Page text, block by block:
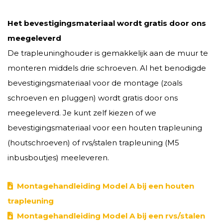
Het bevestigingsmateriaal wordt gratis door ons
meegeleverd
De trapleuninghouder is gemakkelijk aan de muur te
monteren middels drie schroeven. Al het benodigde
bevestigingsmateriaal voor de montage (zoals
schroeven en pluggen) wordt gratis door ons
meegeleverd. Je kunt zelf kiezen of we
bevestigingsmateriaal voor een houten trapleuning
(houtschroeven) of rvs/stalen trapleuning (M5
inbusboutjes) meeleveren.
Montagehandleiding Model A bij een houten
trapleuning
Montagehandleiding Model A bij een rvs/stalen